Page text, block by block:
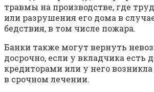
травмы на производстве, где
или разрушения его дома в
бедствия, в том числе пожара.
Банки также могут вернуть
досрочно, если у вкладчика есть
кредиторами или у него
в срочном лечении.